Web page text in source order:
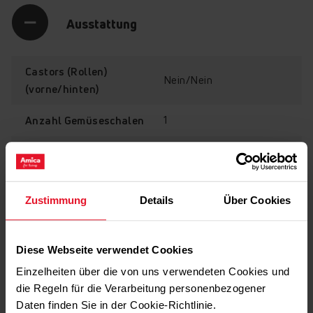
Zustimmung Details Über Cookies
Diese Webseite verwendet Cookies
Einzelheiten über die von uns verwendeten Cookies und
die Regeln für die Verarbeitung personenbezogener
Daten finden Sie in der Cookie-Richtlinie.
Ausstattung
Castors (Rollen)
(vorne/hinten)
Nein/Nein
Anzahl Gemüseschalen 1
Anzahl verstellbare
Ablagen
Eiswürfelablage Ja
Technische Daten